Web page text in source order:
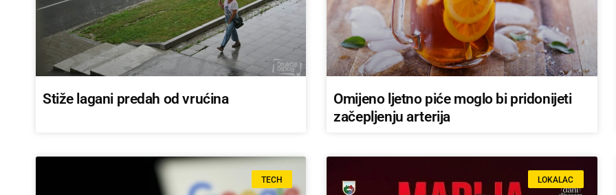
Stiže lagani predah od vrućina
Omijeno ljetno piće moglo bi pridonijeti
začepljenju arterija
TECH LOKALAC